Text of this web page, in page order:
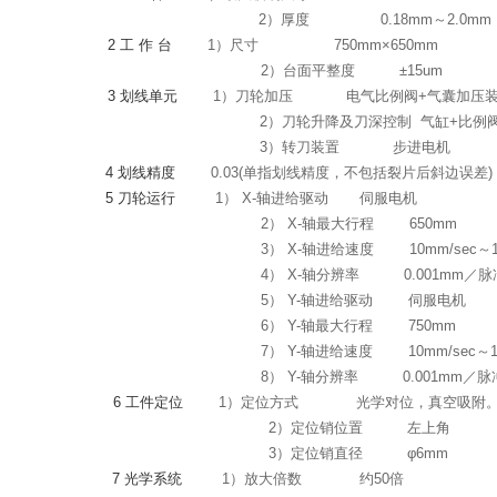
2）厚度
0.18mm～2.0mm
2工 作 台 1）尺寸 750mm×650mm
2）台面平整度
±15um
3划线单元 1）刀轮加压 电气比例阀+气囊加压
2）刀轮升降及刀深控制
气缸+ 比例
3）转刀装置
步进电机
4 划线精度 0.03(单指划线精度，不包括裂片后斜边误差)
5 刀轮运行 1） X-轴进给驱动
伺服电机
2）
X-轴最大行程 650mm
3）
X-轴进给速度10mm/sec ～
4）
X-轴分辨率0.001mm ／脉
5）
Y-轴进给驱动
伺服电机
6）
Y-轴最大行程 750mm
7）
Y-轴进给速度10mm/sec ～
8）
Y-轴分辨率0.001mm ／脉
6 工件定位 1）定位方式
光学对位，真空吸附。
2）定位销位置
左上角
3）定位销直径
φ6mm
7光学系统 1）放大倍数 约50倍